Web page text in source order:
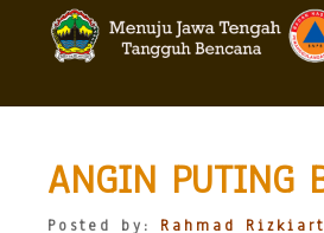
ANGIN PUTING
Posted by: Rahmad